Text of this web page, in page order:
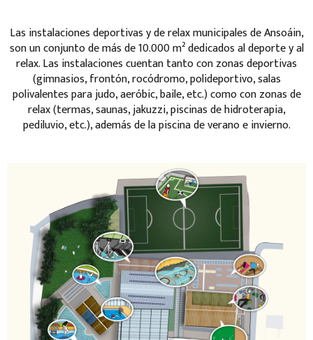
Las instalaciones deportivas y de relax municipales de Ansoáin,
son un conjunto de más de 10.000 m² dedicados al deporte y al
relax. Las instalaciones cuentan tanto con zonas deportivas
(gimnasios, frontón, rocódromo, polideportivo, salas
polivalentes para judo, aeróbic, baile, etc.) como con zonas de
relax (termas, saunas, jakuzzi, piscinas de hidroterapia,
pediluvio, etc.), además de la piscina de verano e invierno.